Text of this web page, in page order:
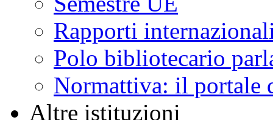
Rapporti
Polo bibliotecario
Normattiva: il portale
Altre istituzioni